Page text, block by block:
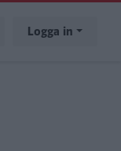
Logga in